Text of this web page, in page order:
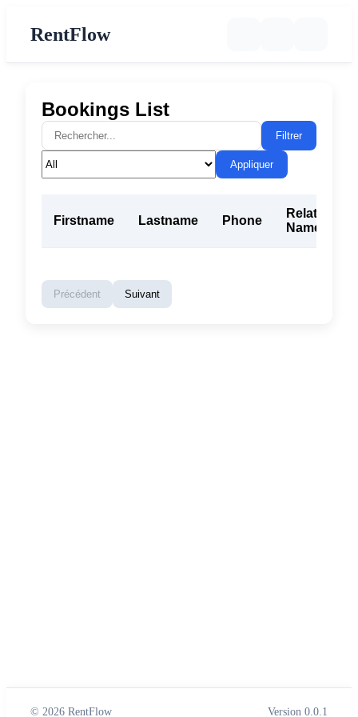
RentFlow
Bookings List
Filtrer
Appliquer
Firstname Lastname Phone
Related
Name
Précédent Suivant
© 2026 RentFlow Version 0.0.1